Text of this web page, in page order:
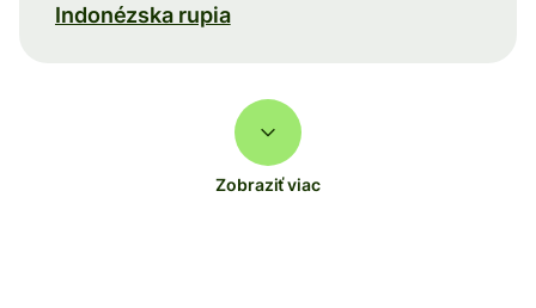
Indonézska rupia
Zobraziť viac